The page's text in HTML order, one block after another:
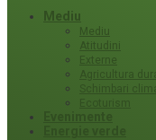
Mediu
Mediu
Atitudini
Externe
Agricultura
Schimbari
Ecoturism